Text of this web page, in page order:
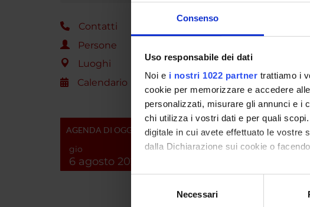
Consenso
Uso responsabile dei dati
Noi e i nostri 1022 partner trattiamo i
cookie per memorizzare e accedere
personalizzati, misurare gli annunci e i
chi utilizza i vostri dati e per quali
digitale in cui avete effettuato le vostre
dalla Dichiarazione sui cookie o
Con il tuo consenso, vorremmo anche:
raccogliere informazioni sulla
Necessari
Contatti
Persone
Luoghi
Calendario
AGENDA DI OGGI
gio
6 agosto 2026
AIFA -
PARTECIPANTI
Carlo Combi
AREE DI RICERCA